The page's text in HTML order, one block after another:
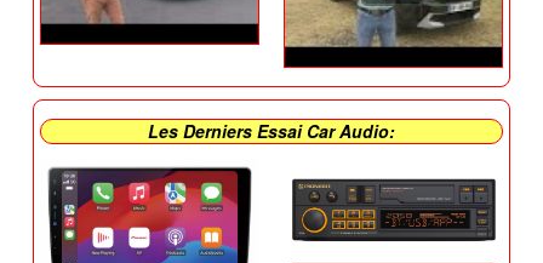
Les Derniers Essai Car Audio: